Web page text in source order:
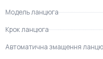
Модель ланцюга
Крок ланцюга
Автоматична змащення